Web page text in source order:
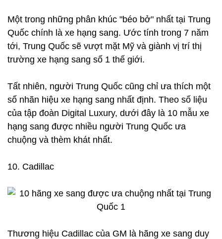
Một trong những phân khúc "béo bở" nhất tại Trung
Quốc chính là xe hạng sang. Ước tính trong 7 năm
tới, Trung Quốc sẽ vượt mặt Mỹ và giành vị trí thị
trường xe hạng sang số 1 thế giới.
Tất nhiên, người Trung Quốc cũng chỉ ưa thích một
số nhãn hiệu xe hạng sang nhất định. Theo số liệu
của tập đoàn Digital Luxury, dưới đây là 10 mẫu xe
hạng sang được nhiều người Trung Quốc ưa
chuộng và thèm khát nhất.
10. Cadillac
Thương hiệu Cadillac của GM là hãng xe sang duy